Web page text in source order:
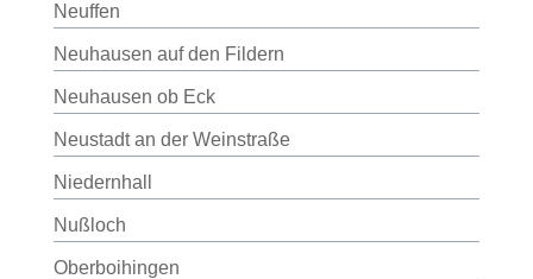
Neuffen
Neuhausen auf den Fildern
Neuhausen ob Eck
Neustadt an der Weinstraße
Niedernhall
Nußloch
Oberboihingen